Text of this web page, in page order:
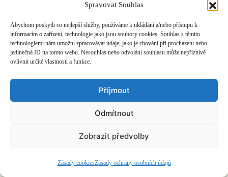
Spravovat Souhlas
Abychom poskytli co nejlepší služby, používáme k ukládání a/nebo přístupu k
informacím o zařízení, technologie jako jsou soubory cookies. Souhlas s těmito
technologiemi nám umožní zpracovávat údaje, jako je chování při procházení nebo
jedinečná ID na tomto webu. Nesouhlas nebo odvolání souhlasu může nepříznivě
ovlivnit určité vlastnosti a funkce.
Příjmout
Odmítnout
Zobrazit předvolby
Zásady cookiesZásady ochrany osobních údajů
ČASOPIS O JINÉ HUDBĚ | vydáváHudební informační středisko
|
©2026 HISvoice – design a adminAtelier Dokument